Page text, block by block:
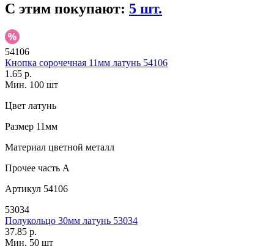
С этим покупают: 5 шт.
54106
Кнопка сорочечная 11мм латунь 54106
1.65 р.
Мин. 100 шт
Цвет латунь
Размер 11мм
Материал цветной металл
Прочее часть A
Артикул 54106
53034
Полукольцо 30мм латунь 53034
37.85 р.
Мин. 50 шт